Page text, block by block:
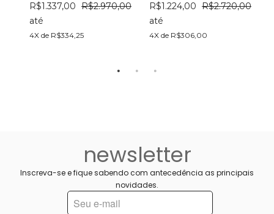
R$1.337,00 R$2.970,00
até
4X de R$334,25
R$1.224,00 R$2.720,00
até
4X de R$306,00
newsletter
Inscreva-se e fique sabendo com antecedência as principais
novidades.